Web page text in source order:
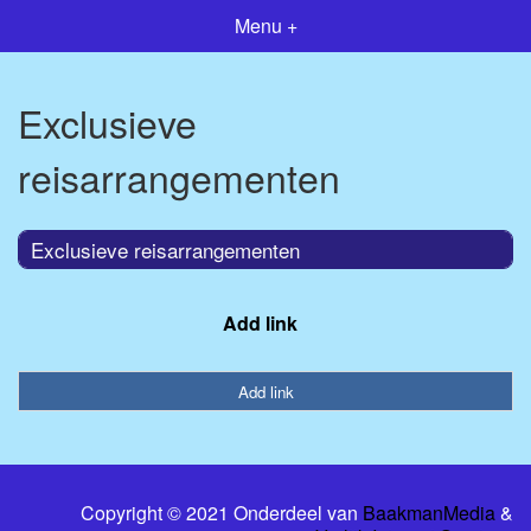
Menu +
Exclusieve
reisarrangementen
Exclusieve reisarrangementen
Add link
Add link
Copyright © 2021 Onderdeel van BaakmanMedia&